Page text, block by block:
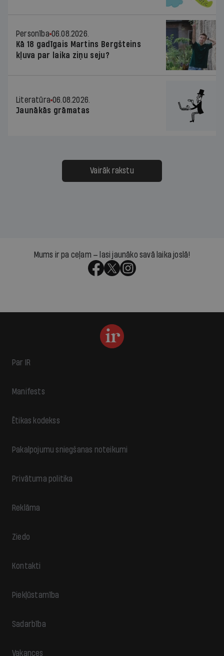
Personība 06.08.2026.
Kā 18 gadīgais Martins Bergšteins
kļuva par laika ziņu seju?
Literatūra 06.08.2026.
Jaunākās grāmatas
Vairāk rakstu
Mums ir pa ceļam — lasi jaunāko savā laika joslā!
Par IR
Manifests
Ētikas kodekss
Pakalpojumu sniegšanas noteikumi
Privātuma politika
Reklāma
Ziedo
Kontakti
Piekļūstamība
Sadarbība
Vakances